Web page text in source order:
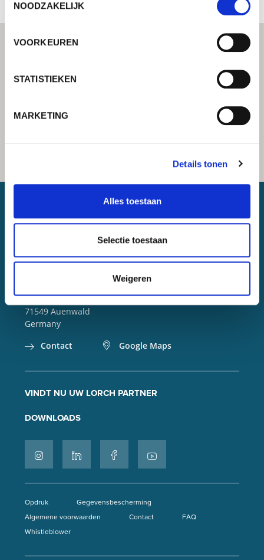
NOODZAKELIJK
VOORKEUREN
STATISTIEKEN
MARKETING
Details tonen
Alles toestaan
Selectie toestaan
Weigeren
Lorch Schweißtechnik GmbH
+49 7191 503-0
info(at)lorch.eu
Im Anwänder 24 – 26
71549 Auenwald
Germany
Contact
Google Maps
VINDT NU UW LORCH PARTNER
DOWNLOADS
Opdruk
Gegevensbescherming
Algemene voorwaarden
Contact
FAQ
Whistleblower